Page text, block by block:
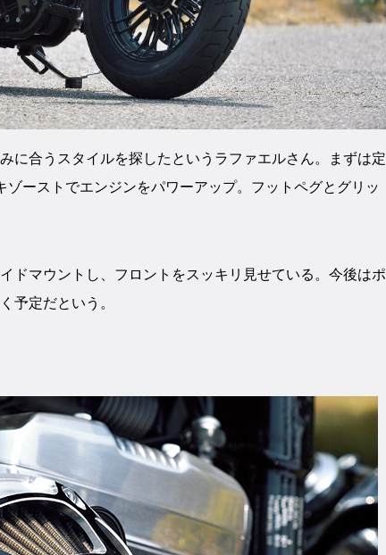
に合うスタイルを探したというラファエルさん。まずは定
ーストでエンジンをパワーアップ。フットペグとグリッ
ドマウントし、フロントをスッキリ見せている。今後はポ
予定だという。